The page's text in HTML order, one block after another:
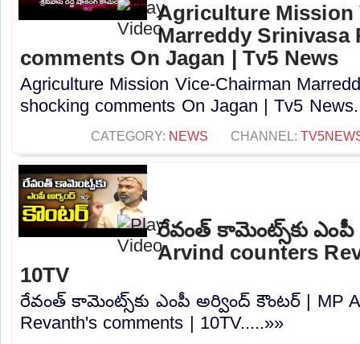
Agriculture Mission
Marreddy Srinivasa
comments On Jagan | Tv5 News
Agriculture Mission Vice-Chairman
shocking comments On Jagan | Tv5
CATEGORY: NEWS CHANNEL:
రేవంత్ కామెంట్స్‌కు ఎంపీ
Arvind counters
10TV
రేవంత్ కామెంట్స్‌కు ఎంపీ అర్వింద్ కౌంటర్ | MP
Revanth's comments | 10TV.....»»